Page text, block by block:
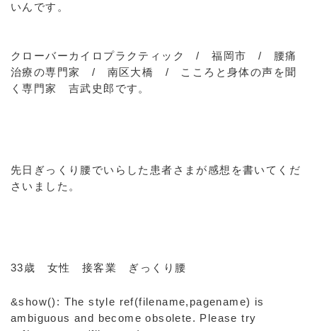
いんです。
クローバーカイロプラクティック / 福岡市 / 腰痛
治療の専門家 / 南区大橋 / こころと身体の声を聞
く専門家 吉武史郎です。
先日ぎっくり腰でいらした患者さまが感想を書いてくだ
さいました。
33歳 女性 接客業 ぎっくり腰
&show(): The style ref(filename,pagename) is
ambiguous and become obsolete. Please try